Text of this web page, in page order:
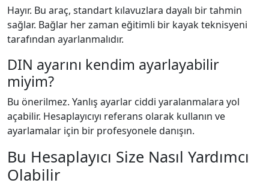
Hayır. Bu araç, standart kılavuzlara dayalı bir tahmin
sağlar. Bağlar her zaman eğitimli bir kayak teknisyeni
tarafından ayarlanmalıdır.
DIN ayarını kendim ayarlayabilir
miyim?
Bu önerilmez. Yanlış ayarlar ciddi yaralanmalara yol
açabilir. Hesaplayıcıyı referans olarak kullanın ve
ayarlamalar için bir profesyonele danışın.
Bu Hesaplayıcı Size Nasıl Yardımcı
Olabilir